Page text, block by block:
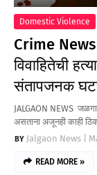
Domestic Violence
Crime News
विवाहितेची
संतापजनक
JALGAON NEWS
असताना अजूनही काही
Jalgaon News |
READ MORE »